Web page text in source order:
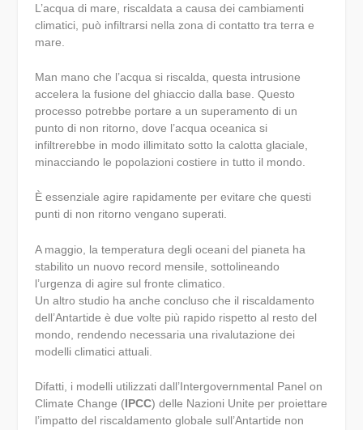
L’acqua di mare, riscaldata a causa dei cambiamenti
climatici, può infiltrarsi nella zona di contatto tra terra e
mare.
Man mano che l’acqua si riscalda, questa intrusione
accelera la fusione del ghiaccio dalla base. Questo
processo potrebbe portare a un superamento di un
punto di non ritorno, dove l’acqua oceanica si
infiltrerebbe in modo illimitato sotto la calotta glaciale,
minacciando le popolazioni costiere in tutto il mondo.
È essenziale agire rapidamente per evitare che questi
punti di non ritorno vengano superati.
A maggio, la temperatura degli oceani del pianeta ha
stabilito un nuovo record mensile, sottolineando
l’urgenza di agire sul fronte climatico.
Un altro studio ha anche concluso che il riscaldamento
dell’Antartide è due volte più rapido rispetto al resto del
mondo, rendendo necessaria una rivalutazione dei
modelli climatici attuali.
Difatti, i modelli utilizzati dall’Intergovernmental Panel on
Climate Change (IPCC) delle Nazioni Unite per proiettare
l’impatto del riscaldamento globale sull’Antartide non